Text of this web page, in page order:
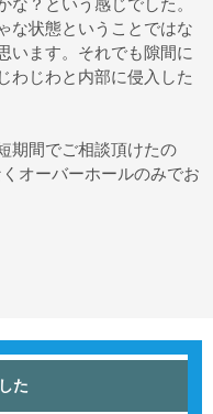
な状態ということではな
います。それでも隙間に
わじわと内部に侵入した
期間でご相談頂けたの
オーバーホールのみでお
た